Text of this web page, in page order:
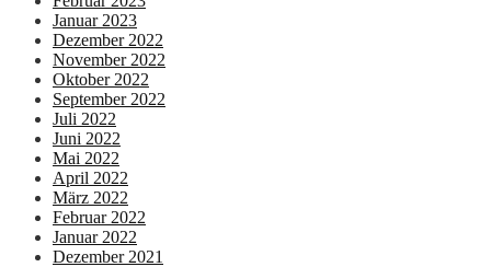
Januar 2023
Dezember 2022
November 2022
Oktober 2022
September 2022
Juli 2022
Juni 2022
Mai 2022
April 2022
März 2022
Februar 2022
Januar 2022
Dezember 2021